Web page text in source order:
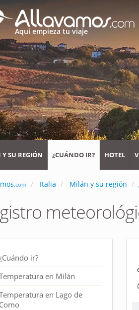
Aquí empieza tu viaje
SU REGIÓN ¿CUÁNDO IR? HOTEL
.com Italia Milán y su región
ir?
en Milán
en Lago de
Como